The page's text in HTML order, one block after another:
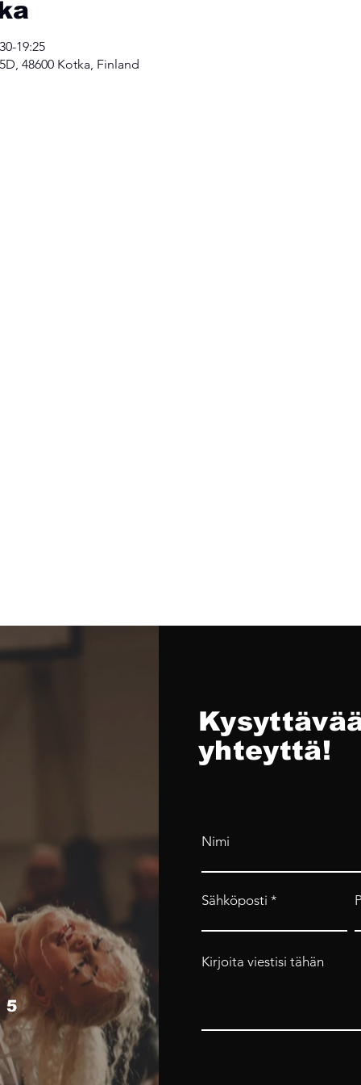
19:25
48600 Kotka, Finland
5
yhteyttä!
Nimi
Sähköposti
Kirjoita viestisi tähän